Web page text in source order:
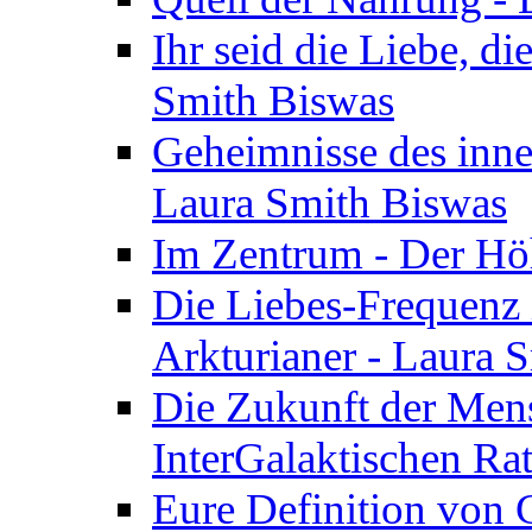
Ihr seid die Liebe,
Smith Biswas
Geheimnisse des
Laura Smith Biswas
Im Zentrum - Der
Die Liebes-
Arkturianer - Laura
Die Zukunft der
InterGalaktischen
Eure Definition von